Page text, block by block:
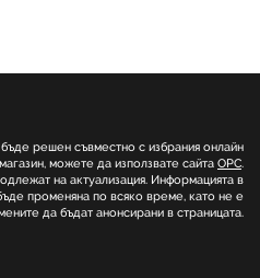
решен съвместно с избрания онлайн
магазин, можете да използвате сайта ОРС.
на актуализация. Информацията в
променяна по всяко време, като не е
да бъдат анонсирани в страницата.